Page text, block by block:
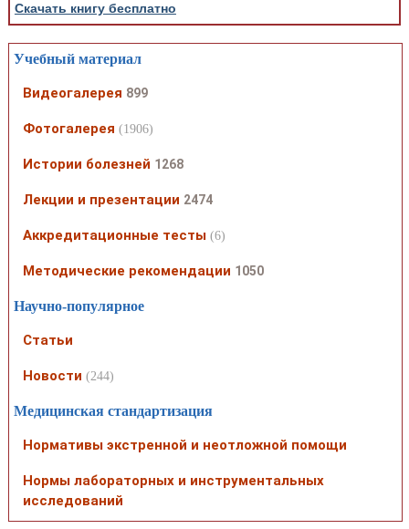
Скачать книгу бесплатно
Учебный материал
Видеогалерея 899
Фотогалерея (1906)
Истории болезней 1268
Лекции и презентации 2474
Аккредитационные тесты (6)
Методические рекомендации 1050
Научно-популярное
Статьи
Новости (244)
Медицинская стандартизация
Нормативы экстренной и неотложной помощи
Нормы лабораторных и инструментальных
исследований